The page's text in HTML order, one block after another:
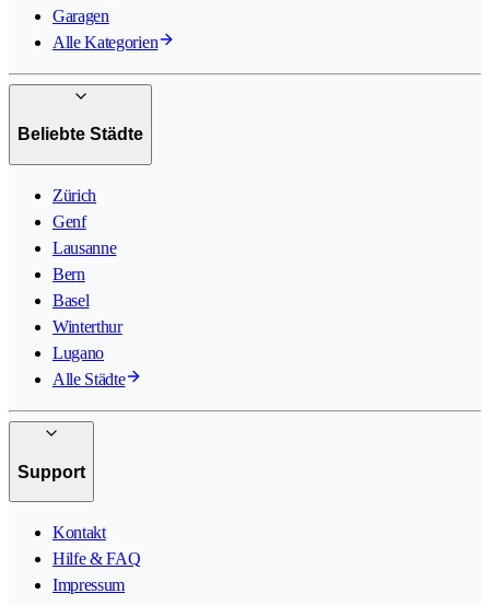
Garagen
Alle Kategorien
Beliebte Städte
Zürich
Genf
Lausanne
Bern
Basel
Winterthur
Lugano
Alle Städte
Support
Kontakt
Hilfe & FAQ
Impressum